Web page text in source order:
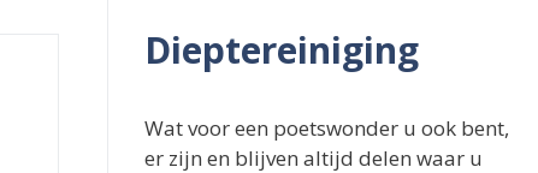
Dieptereiniging
Wat voor een poetswonder u ook bent,
er zijn en blijven altijd delen waar u